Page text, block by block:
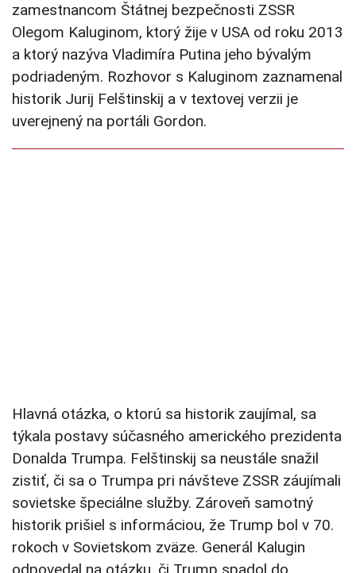
zamestnancom Štátnej bezpečnosti ZSSR
Olegom Kaluginom, ktorý žije v USA od roku 2013
a ktorý nazýva Vladimíra Putina jeho bývalým
podriadeným. Rozhovor s Kaluginom zaznamenal
historik Jurij Felštinskij a v textovej verzii je
uverejnený na portáli Gordon.
Hlavná otázka, o ktorú sa historik zaujímal, sa
týkala postavy súčasného amerického prezidenta
Donalda Trumpa. Felštinskij sa neustále snažil
zistiť, či sa o Trumpa pri návšteve ZSSR záujímali
sovietske špeciálne služby. Zároveň samotný
historik prišiel s informáciou, že Trump bol v 70.
rokoch v Sovietskom zväze. Generál Kalugin